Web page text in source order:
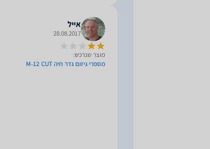
אייל
28.08.2017
מוצר שנרכש:
מספרי גיזום גדר חיה M-12 CUT